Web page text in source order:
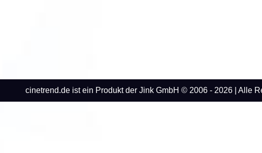
cinetrend.de ist ein Produkt der Jink GmbH © 2006 - 2026 | Alle